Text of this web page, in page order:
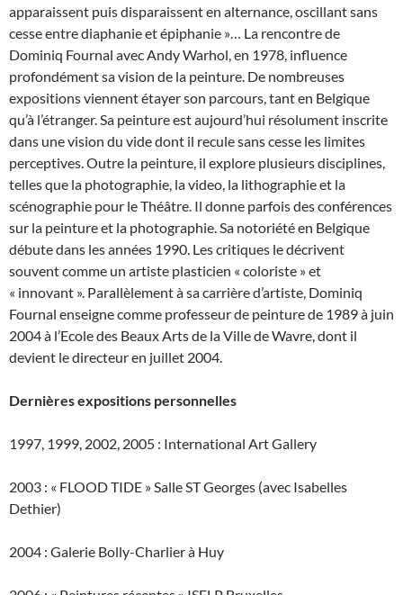
apparaissent puis disparaissent en alternance, oscillant sans
cesse entre diaphanie et épiphanie »… La rencontre de
Dominiq Fournal avec Andy Warhol, en 1978, influence
profondément sa vision de la peinture. De nombreuses
expositions viennent étayer son parcours, tant en Belgique
qu’à l’étranger. Sa peinture est aujourd’hui résolument inscrite
dans une vision du vide dont il recule sans cesse les limites
perceptives. Outre la peinture, il explore plusieurs disciplines,
telles que la photographie, la video, la lithographie et la
scénographie pour le Théâtre. Il donne parfois des conférences
sur la peinture et la photographie. Sa notoriété en Belgique
débute dans les années 1990. Les critiques le décrivent
souvent comme un artiste plasticien « coloriste » et
« innovant ». Parallèlement à sa carrière d’artiste, Dominiq
Fournal enseigne comme professeur de peinture de 1989 à juin
2004 à l’Ecole des Beaux Arts de la Ville de Wavre, dont il
devient le directeur en juillet 2004.
Dernières expositions personnelles
1997, 1999, 2002, 2005 : International Art Gallery
2003 : « FLOOD TIDE » Salle ST Georges (avec Isabelles
Dethier)
2004 : Galerie Bolly-Charlier à Huy